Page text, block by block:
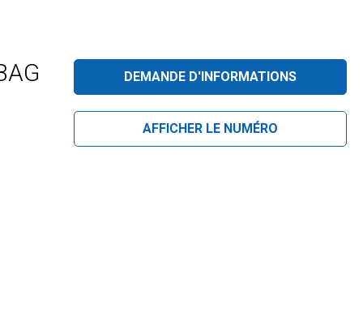
DEMANDE D'INFORMATIONS
AFFICHER LE NUMÉRO